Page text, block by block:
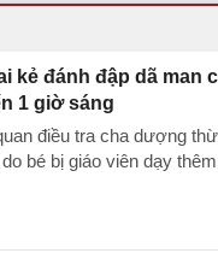
kẻ đánh đập dã man
1 giờ sáng
điều tra cha dượng
do bé bị giáo viên dạy